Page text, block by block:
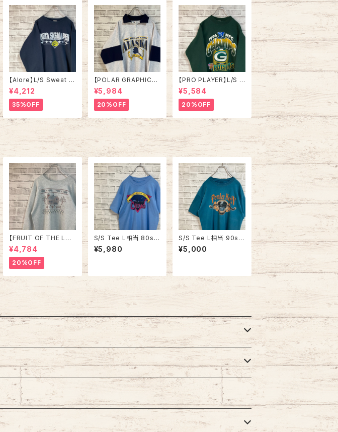
【Alore】L/S Sweat L
Made in USA 90s 社
交クラブ プロモーショ
ン スウェット トレーナー
USA製 vintage ヴィン
テージ アメリカ USA
古着
¥4,212
35%OFF
【POLAR GRAPHICS】
L/S HalfZip Sweat X
L Made in USA 90s
“ALASKA” スーベニア
ハーフジップスウェット
トレーナー アラスカ お
土産モノ vintage ヴィ
ンテージ アメリカ USA
古着
¥5,984
20%OFF
【PRO PLAYER】L/S S
weat L相当 90s Mad
e in USA “PACKERS”
NFL チームモノ スウェ
ット トレーナー USA製
チームロゴ 1996 CHA
MPS 優勝記念 深緑 ア
メリカ USA 古着
¥5,584
20%OFF
【FRUIT OF THE LO
OM】L/S Sweat/Trai
ner L 90s Made in U
SA アート系 スウェット
トレーナー ファーム 農
場 USA製 アートプリン
ト アメリカ USA 古着
¥4,784
20%OFF
S/S Tee L相当 80s-
90s vintage “CHICA
GO” スーベニア Tシャ
カ USA レトロ 古着
¥5,980
S/S Tee L相当 90s v
intage “BOZE MAN”
スーベニア Tシャツ フ
A レトロ 古着
¥5,000